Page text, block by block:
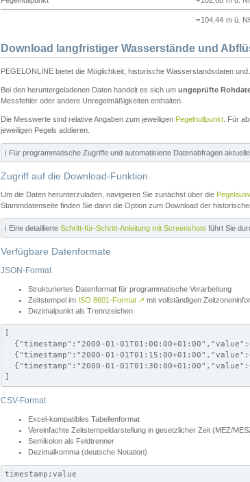
=104,44 m ü.
Download langfristiger Wasserstände und
PEGELONLINE bietet die Möglichkeit, historische Wasserstandsdaten
Bei den heruntergeladenen Daten handelt es sich um ungeprüfte
Messfehler oder andere Unregelmäßigkeiten enthalten.
Die Messwerte sind relative Angaben zum jeweiligen Pegelnullpunkt . Für
jeweiligen Pegels addieren.
ℹ️ Für programmatische Zugriffe und automatisierte Datenabfragen
Zugriff auf die Download-Funktion
Um die Daten herunterzuladen, navigieren Sie zunächst über die
Stammdatenseite finden Sie dann die Option zum Download der
ℹ️ Eine detaillierte Schritt-für-Schritt-Anleitung mit Screenshots führt Sie
Verfügbare Datenformate
JSON-Format
Strukturiertes Datenformat für programmatische Verarbeitung
Zeitstempel im ISO 8601-Format ↗ mit vollständigen
Dezimalpunkt als Trennzeichen
[
{"timestamp":"2000-01-
{"timestamp":"2000-01-
{"timestamp":"2000-01-
]
CSV-Format
Excel-kompatibles Tabellenformat
Vereinfachte Zeitstempeldarstellung in gesetzlicher Zeit (MEZ/
Semikolon als Feldtrenner
Dezimalkomma (deutsche Notation)
timestamp;value